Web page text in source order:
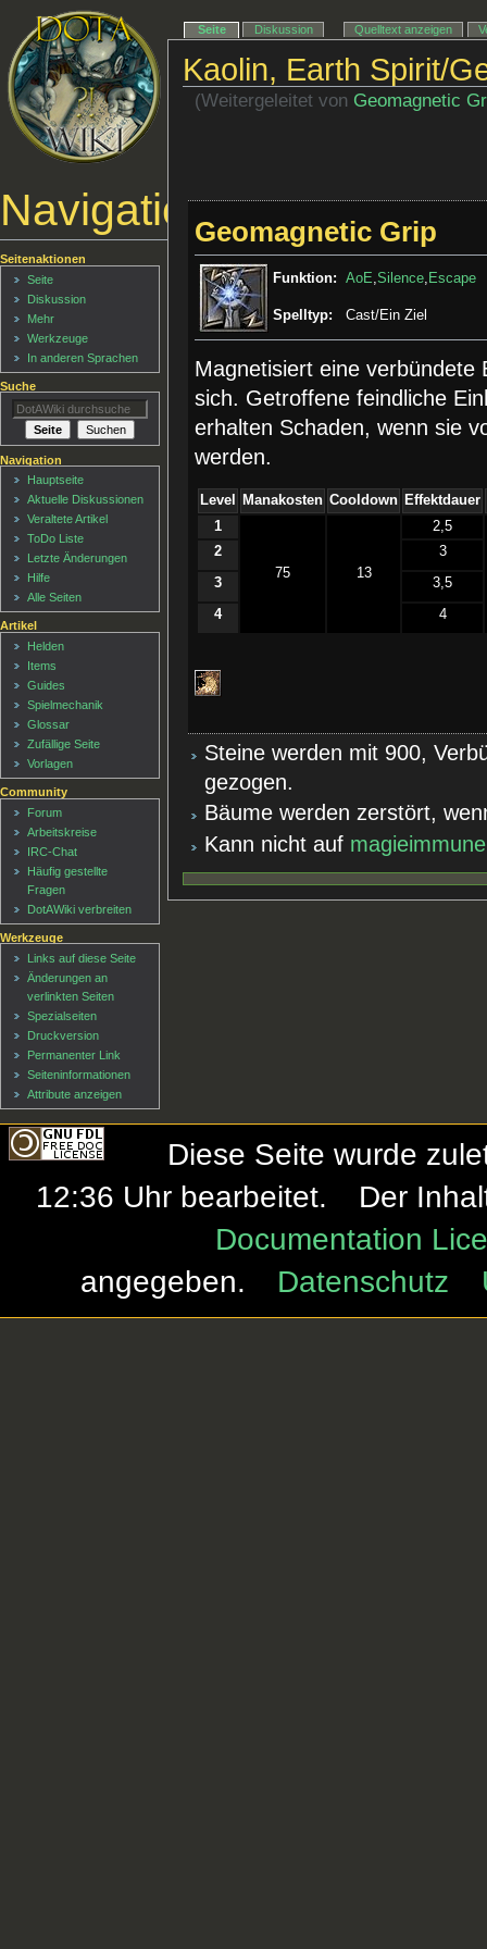
Kaolin, Earth Spirit/
(Weitergeleitet von Geomagnetic
Geomagnetic Grip
Funktion: AoE ,Silence Escape
Spelltyp: Cast/Ein Ziel
Magnetisiert eine verbündete
sich. Getroffene feindliche
erhalten Schaden, wenn sie
werden.
Level Manakosten Cooldown Effektdauer
1
75 13
2,5
2
3
3 3,5
4 4
Steine werden mit 900,
gezogen.
Bäume werden zerstört,
Kann nicht auf magieimmune
Navigationsmenü
Seite Diskussion Quelltext anzeigen
Seitenaktionen
Seite
Diskussion
Mehr
Werkzeuge
In anderen Sprachen
Suche
Navigation
Hauptseite
Aktuelle Diskussionen
Veraltete Artikel
ToDo Liste
Letzte Änderungen
Hilfe
Alle Seiten
Artikel
Helden
Items
Guides
Spielmechanik
Glossar
Zufällige Seite
Vorlagen
Community
Forum
Arbeitskreise
IRC-Chat
Häufig gestellte
Fragen
DotAWiki verbreiten
Werkzeuge
Links auf diese Seite
Änderungen an
verlinkten Seiten
Spezialseiten
Druckversion
Permanenter Link
Seiten­informationen
Attribute anzeigen
Diese Seite wurde
12:36 Uhr bearbeitet.
Der
Documentation
angegeben.
Datenschutz